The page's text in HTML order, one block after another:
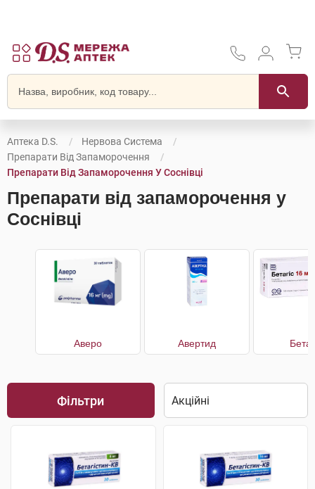
Аптека D.S.
Нервова Система
Препарати Від Запаморочення
Препарати Від Запаморочення У Соснівці
Препарати від запаморочення у
Соснівці
Аверо Авертид
Фільтри